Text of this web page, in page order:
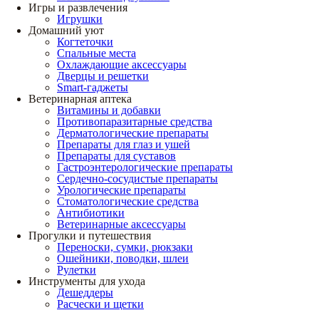
Игры и развлечения
Игрушки
Домашний уют
Когтеточки
Спальные места
Охлаждающие аксессуары
Дверцы и решетки
Smart-гаджеты
Ветеринарная аптека
Витамины и добавки
Противопаразитарные средства
Дерматологические препараты
Препараты для глаз и ушей
Препараты для суставов
Гастроэнтерологические препараты
Сердечно-сосудистые препараты
Урологические препараты
Стоматологические средства
Антибиотики
Ветеринарные аксессуары
Прогулки и путешествия
Переноски, сумки, рюкзаки
Ошейники, поводки, шлеи
Рулетки
Инструменты для ухода
Дешеддеры
Расчески и щетки